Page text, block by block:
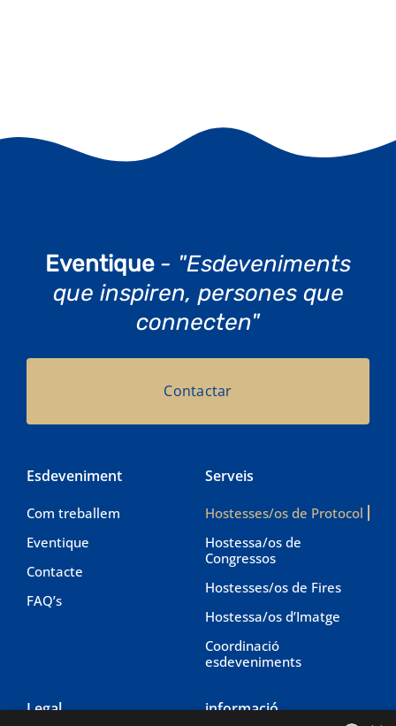
Eventique - "Esdeveniments
que inspiren, persones que
connecten"
Contactar
Esdeveniment
Com treballem
Eventique
Contacte
FAQ’s
Serveis
Hostesses/os de Protocol
Hostessa/os de
Congressos
Hostesses/os de Fires
Hostessa/os d’Imatge
Coordinació
esdeveniments
Legal informació